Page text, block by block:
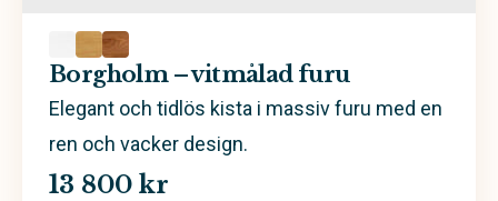
Borgholm – vitmålad furu
Elegant och tidlös kista i massiv furu med en
ren och vacker design.
13 800 kr